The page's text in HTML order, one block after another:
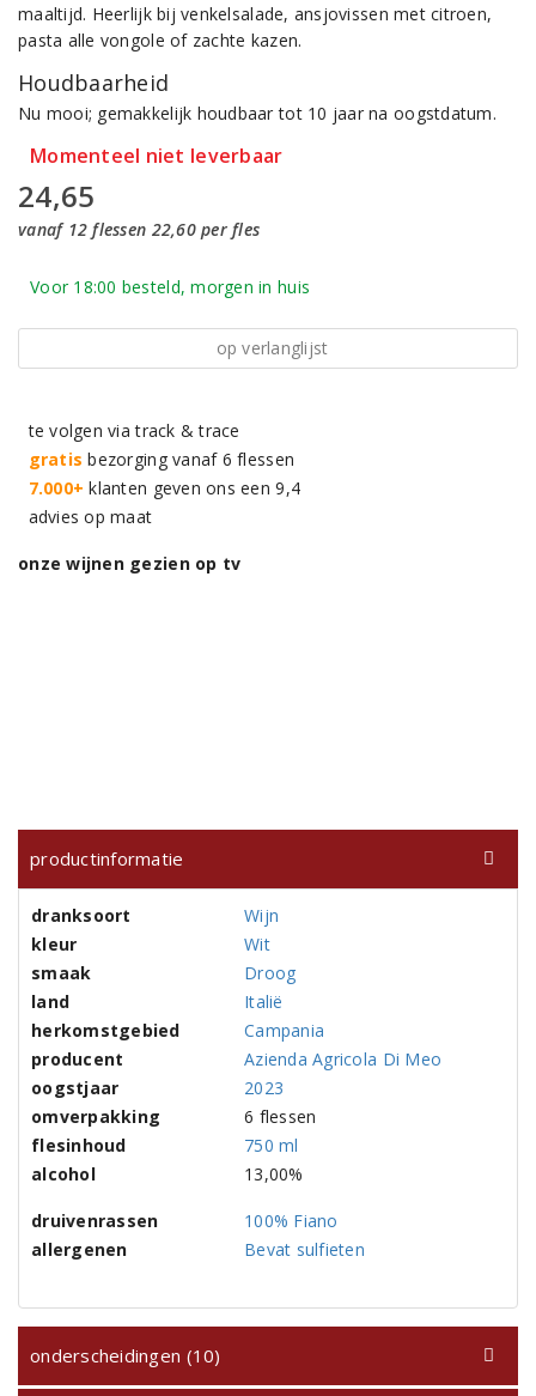
maaltijd. Heerlijk bij venkelsalade, ansjovissen met citroen,
pasta alle vongole of zachte kazen.
Houdbaarheid
Nu mooi; gemakkelijk houdbaar tot 10 jaar na oogstdatum.
Momenteel niet leverbaar
24,65
vanaf 12 flessen 22,60 per fles
Voor 18:00 besteld, morgen in huis
op verlanglijst
te volgen via track & trace
gratis bezorging vanaf 6 flessen
7.000+ klanten geven ons een 9,4
advies op maat
onze wijnen gezien op tv
productinformatie
dranksoort
Wijn
kleur
Wit
smaak
Droog
land
Italië
herkomstgebied
Campania
producent
Azienda Agricola Di Meo
oogstjaar
2023
omverpakking
6 flessen
flesinhoud
750 ml
alcohol
13,00%
druivenrassen
100% Fiano
allergenen
Bevat sulfieten
onderscheidingen (10)